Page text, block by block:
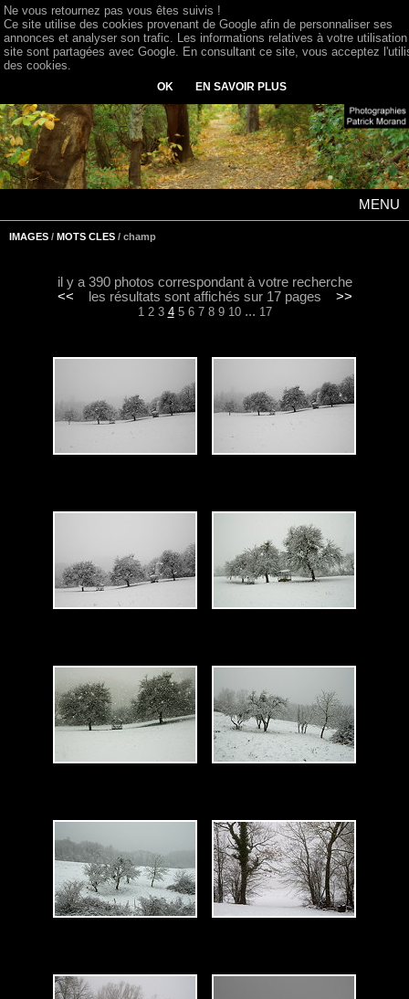
MENU
IMAGES / MOTS CLES / champ
il y a 390 photos correspondant à votre recherche
<< les résultats sont affichés sur 17 pages >>
1 2 3 4 5 6 7 8 9 10... 17
Ne vous retournez pas vous êtes suivis !
Ce site utilise des cookies provenant de Google afin de personnaliser ses
annonces et analyser son trafic. Les informations relatives à votre
site sont partagées avec Google. En consultant ce site, vous acceptez
des cookies.
OK EN SAVOIR PLUS